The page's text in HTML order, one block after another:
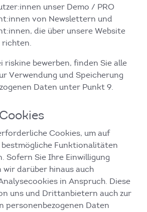
unser Demo / PRO
von Newslettern und
die über unsere Website
richten.
riskine bewerben, finden Sie alle
Verwendung und Speicherung
Daten unter Punkt 9.
Cookies, um auf
bestmögliche Funktionalitäten
Sofern Sie Ihre Einwilligung
darüber hinaus auch
in Anspruch. Diese
uns und Drittanbietern auch zur
personenbezogenen Daten